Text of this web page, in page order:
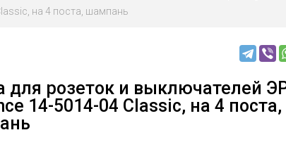
на 4 поста, шампань
для розеток и выключателей
14-5014-04 Classic, на 4 поста,